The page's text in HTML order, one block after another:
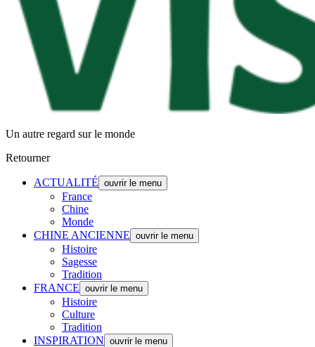
Un autre regard sur le monde
Retourner
ACTUALITÉ ouvrir le menu
France
Chine
Monde
CHINE ANCIENNE ouvrir le menu
Histoire
Sagesse
Tradition
FRANCE ouvrir le menu
Histoire
Culture
Tradition
INSPIRATION ouvrir le menu